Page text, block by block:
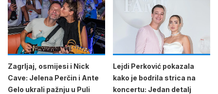
Zagrljaj, osmijesi i Nick
Cave: Jelena Perčin i Ante
Gelo ukrali pažnju u Puli
Lejdi Perković pokazala
kako je bodrila strica na
koncertu: Jedan detalj